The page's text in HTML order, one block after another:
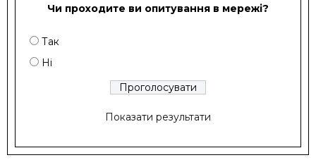
Чи проходите ви опитування в мережі?
Так
Ні
Показати результати